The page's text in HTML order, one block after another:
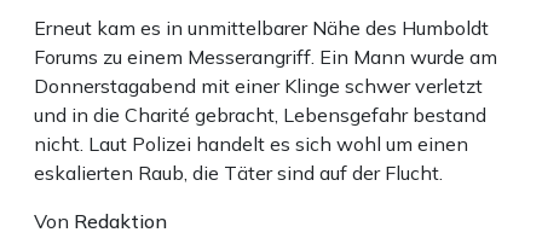
Erneut kam es in unmittelbarer Nähe des Humboldt
Forums zu einem Messerangriff. Ein Mann wurde am
Donnerstagabend mit einer Klinge schwer verletzt
und in die Charité gebracht, Lebensgefahr bestand
nicht. Laut Polizei handelt es sich wohl um einen
eskalierten Raub, die Täter sind auf der Flucht.
Von Redaktion